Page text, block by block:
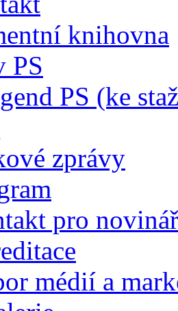
knihovna
PS
PS (ke
zprávy
pro
médií a